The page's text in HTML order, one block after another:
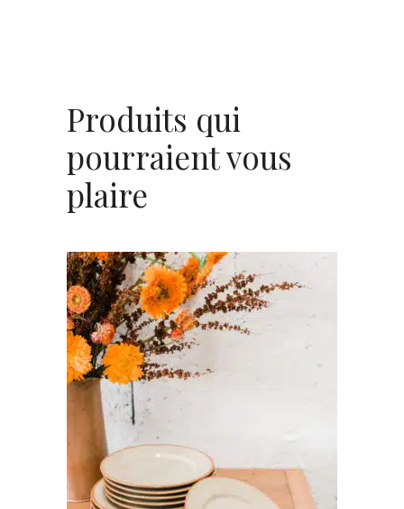
Produits qui
pourraient vous
plaire
AJOUTER AU PANIER